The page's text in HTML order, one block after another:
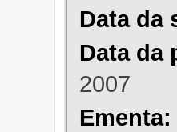
Data da
Data da
2007
Ementa: